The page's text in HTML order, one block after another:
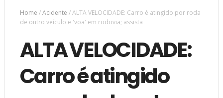
Home /Acidente /ALTA VELOCIDADE: Carro é atingido por roda
de outro veículo e 'voa' em rodovia; assista
ALTA VELOCIDADE:
Carro é atingido